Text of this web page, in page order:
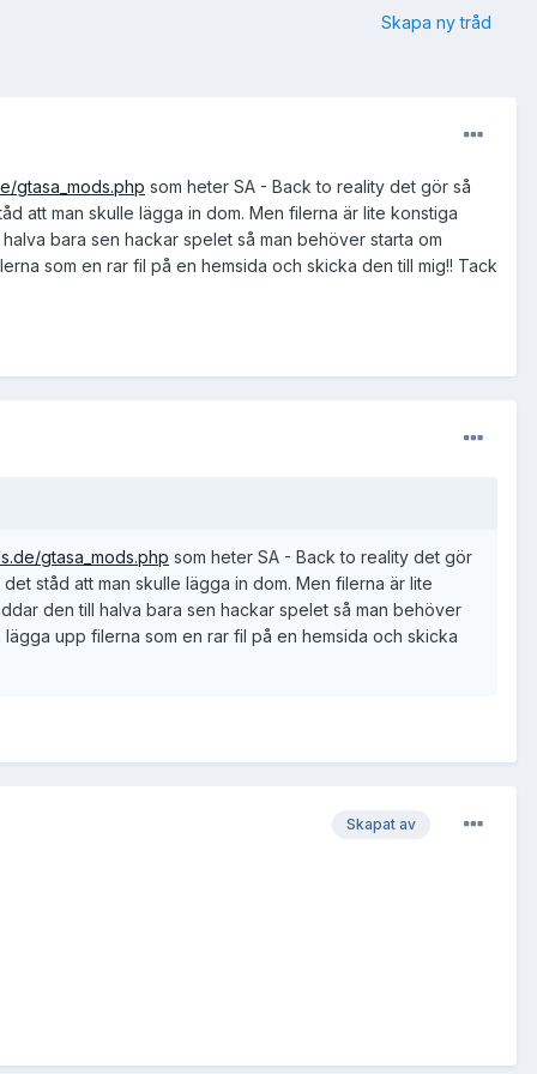
Skapa ny tråd
gtasa_mods.php som heter SA - Back to reality det gör så
att man skulle lägga in dom. Men filerna är lite konstiga
bara sen hackar spelet så man behöver starta om
som en rar fil på en hemsida och skicka den till mig!! Tack
gtasa_mods.php som heter SA - Back to reality det gör
ståd att man skulle lägga in dom. Men filerna är lite
den till halva bara sen hackar spelet så man behöver
upp filerna som en rar fil på en hemsida och skicka
Skapat av